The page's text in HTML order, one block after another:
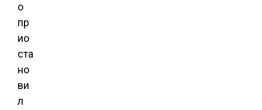
о
пр
ио
ста
но
ви
л